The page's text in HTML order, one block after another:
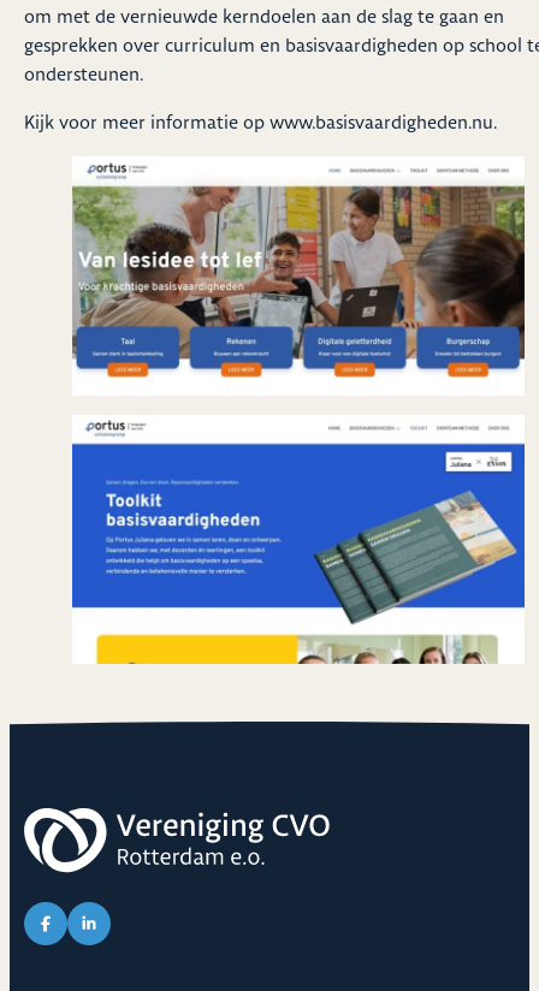
om met de vernieuwde kerndoelen aan de slag te gaan en
gesprekken over curriculum en basisvaardigheden op school
ondersteunen.
Kijk voor meer informatie op www.basisvaardigheden.nu.
Link naar Facebook pagina van CVO
Link naar LinkedIn pagina van CVO